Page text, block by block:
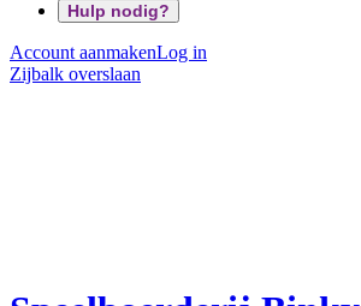
Hulp nodig?
Account aanmakenLog in
Zijbalk overslaan